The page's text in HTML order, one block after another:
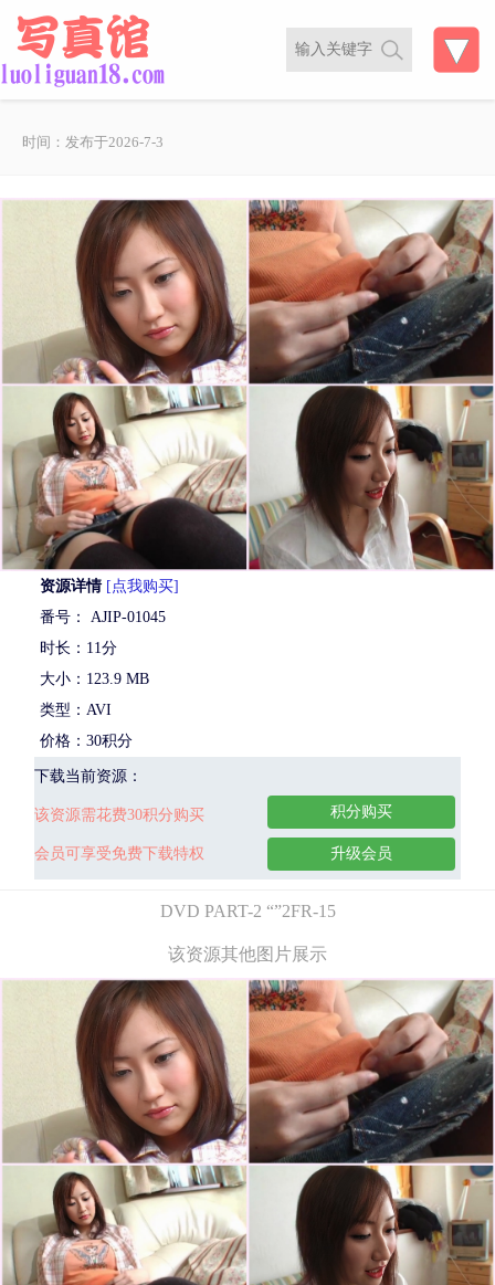
时间：发布于2026-7-3
资源详情 [点我购买]
番号： AJIP-01045
时长：11分
大小：123.9 MB
类型：AVI
价格：30积分
下载当前资源：
该资源需花费30积分购买
会员可享受免费下载特权
积分购买
升级会员
DVD PART-2 “”2FR-15
该资源其他图片展示